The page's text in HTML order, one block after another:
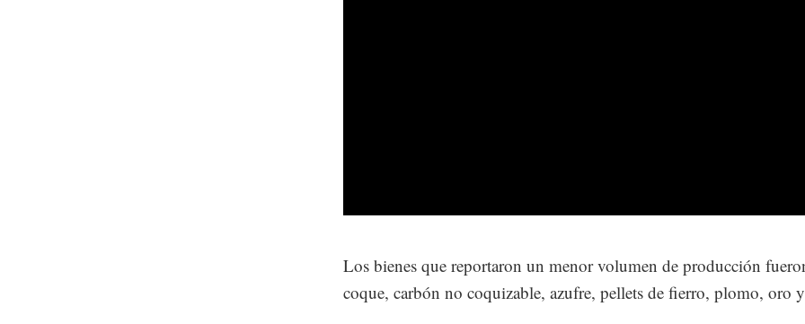
Los bienes que reportaron un menor volumen de producción
coque, carbón no coquizable, azufre, pellets de fierro, plomo, oro